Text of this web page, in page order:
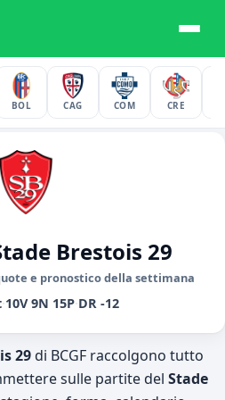
BOL CAG COM CRE
Brestois 29
e pronostico della settimana
·10V 9N 15P·DR -12
29di BCGF raccolgono tutto
sulle partite del Stade